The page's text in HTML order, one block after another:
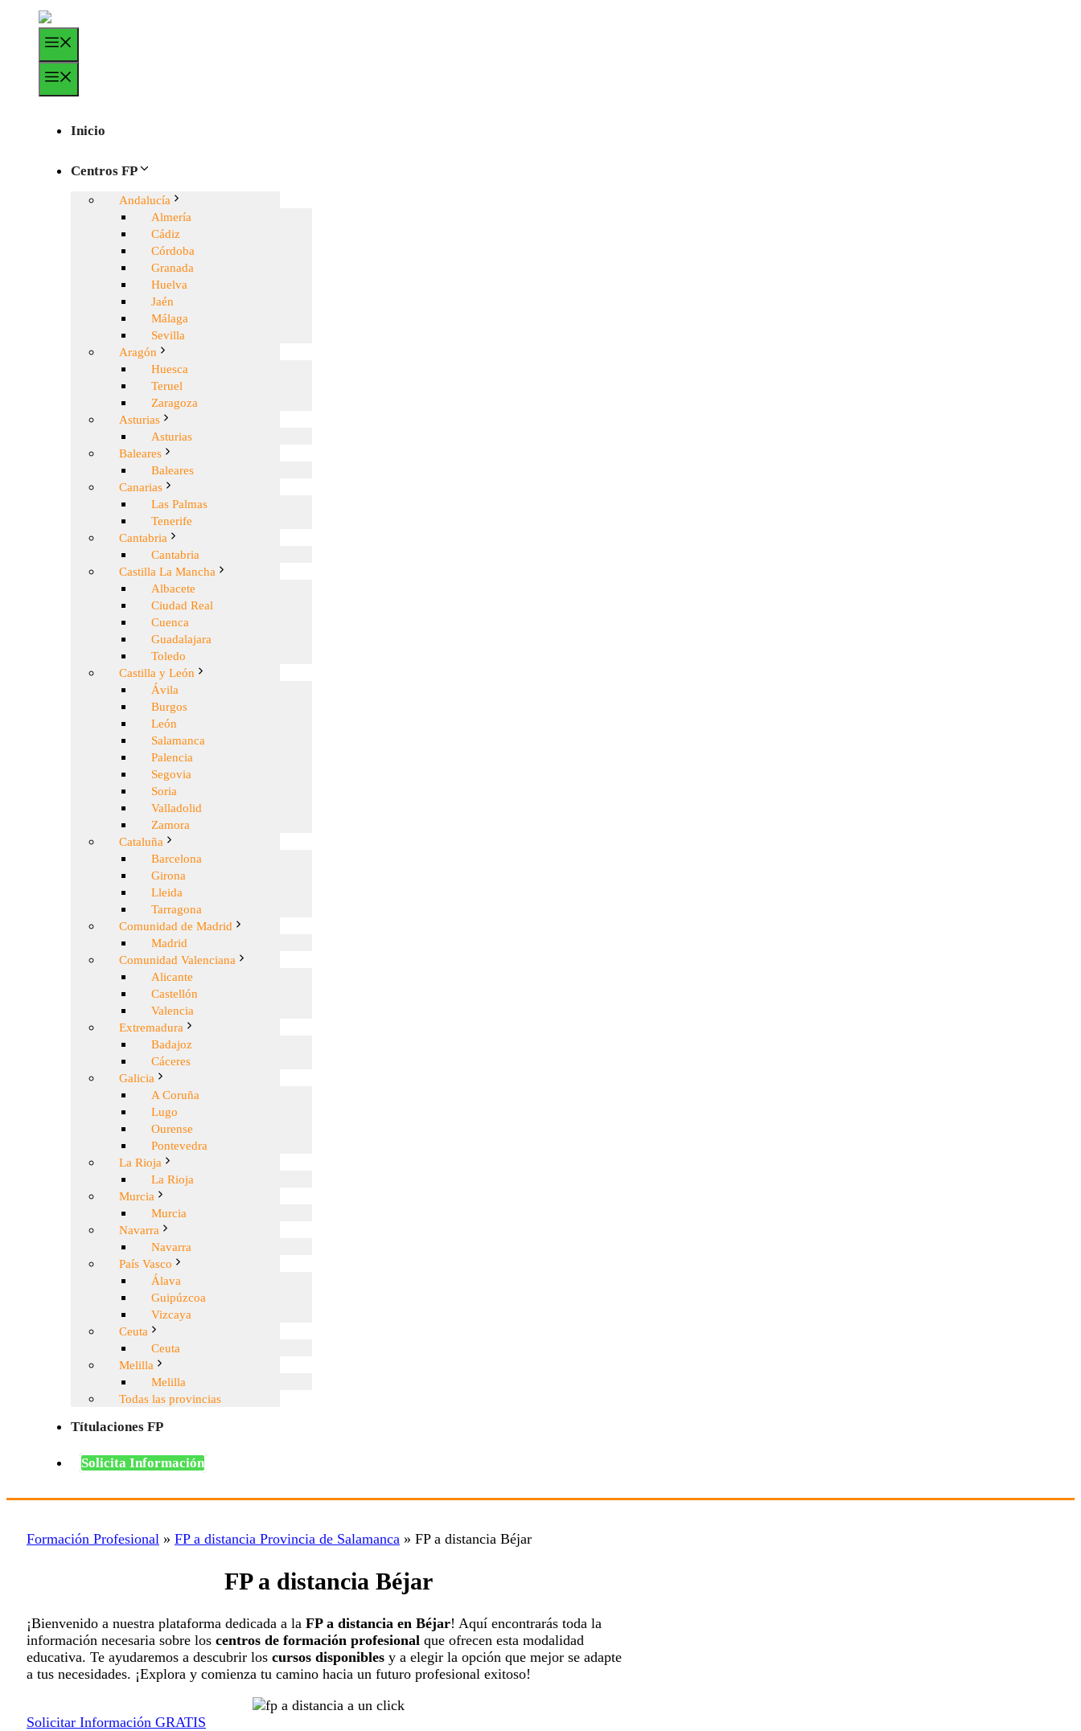
Saltar
contenido
Inicio
Centros FP
Andalucía
Almería
Cádiz
Córdoba
Granada
Huelva
Jaén
Málaga
Sevilla
Aragón
Huesca
Teruel
Zaragoza
Asturias
Asturias
Baleares
Baleares
Canarias
Las Palmas
Tenerife
Cantabria
Cantabria
Castilla La Mancha
Albacete
Ciudad Real
Cuenca
Guadalajara
Toledo
Castilla y León
Ávila
Burgos
León
Salamanca
Palencia
Segovia
Soria
Valladolid
Zamora
Cataluña
Barcelona
Girona
Lleida
Tarragona
Comunidad de Madrid
Madrid
Comunidad Valenciana
Alicante
Castellón
Valencia
Extremadura
Badajoz
Cáceres
Galicia
A Coruña
Lugo
Ourense
Pontevedra
La Rioja
La Rioja
Murcia
Murcia
Navarra
Navarra
País Vasco
Álava
Guipúzcoa
Vizcaya
Ceuta
Ceuta
Melilla
Melilla
Todas las provincias
Títulaciones FP
Solicita Información
Formación Profesional » FP a distancia Provincia de Salamanca » FP a distancia Béjar
FP a distancia Béjar
¡Bienvenido a nuestra plataforma dedicada a la FP a distancia en Béjar! Aquí encontrarás toda la
información necesaria sobre los centros de formación profesional que ofrecen esta modalidad
educativa. Te ayudaremos a descubrir los cursos disponibles y a elegir la opción que mejor se adapte
a tus necesidades. ¡Explora y comienza tu camino hacia un futuro profesional exitoso!
Solicitar Información GRATIS